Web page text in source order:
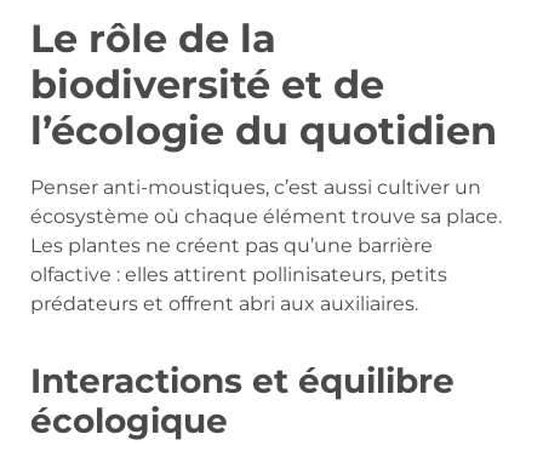
Le rôle de la
biodiversité et de
l’écologie du quotidien
Penser anti-moustiques, c’est aussi cultiver un
écosystème où chaque élément trouve sa place.
Les plantes ne créent pas qu’une barrière
olfactive : elles attirent pollinisateurs, petits
prédateurs et offrent abri aux auxiliaires.
Interactions et équilibre
écologique